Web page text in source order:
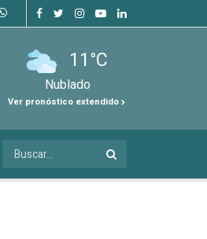
11°C
Nublado
Ver pronóstico extendido